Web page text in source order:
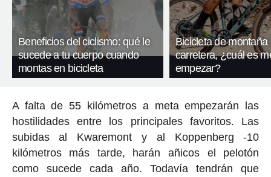
Beneficios del ciclismo: qué le
sucede a tu cuerpo cuando
montas en bicicleta
Bicicleta de montaña
carretera, ¿cuál es
empezar?
A falta de 55 kilómetros a meta empezarán las
hostilidades entre los principales favoritos. Las
subidas al Kwaremont y al Koppenberg -10
kilómetros más tarde, harán añicos el pelotón
como sucede cada año. Todavía tendrán que